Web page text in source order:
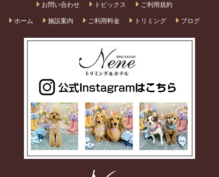
お問い合わせ トピックス ご利用規約
ホーム 施設案内 ご利用料金 トリミング ブログ